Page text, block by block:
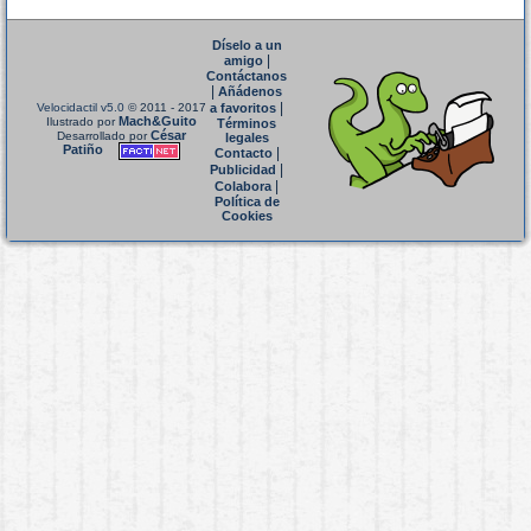
Velocidactil v5.0 © 2011 - 2017
Ilustrado porMach&Guito
Desarrollado porCésar
Patiño
Díselo a un
amigo|
Contáctanos
Añádenos
a favoritos
Términos
legales
Contacto|
Publicidad
Colabora|
Política de
Cookies